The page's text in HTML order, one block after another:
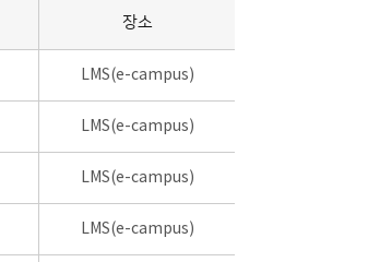
장소
LMS(e-campus)
LMS(e-campus)
LMS(e-campus)
LMS(e-campus)